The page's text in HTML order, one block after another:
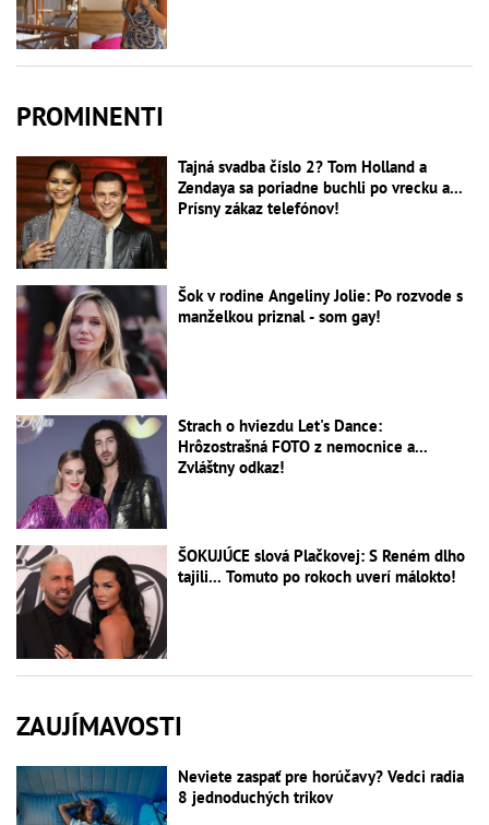
PROMINENTI
Tajná svadba číslo 2? Tom Holland a
Zendaya sa poriadne buchli po vrecku a...
Prísny zákaz telefónov!
Šok v rodine Angeliny Jolie: Po rozvode s
manželkou priznal - som gay!
Strach o hviezdu Let's Dance:
Hrôzostrašná FOTO z nemocnice a...
Zvláštny odkaz!
ŠOKUJÚCE slová Plačkovej: S Reném dlho
tajili... Tomuto po rokoch uverí málokto!
ZAUJÍMAVOSTI
Neviete zaspať pre horúčavy? Vedci radia
8 jednoduchých trikov